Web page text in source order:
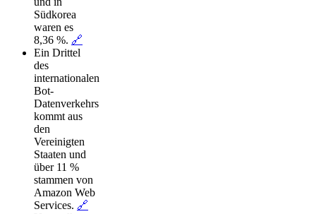
Südkorea
waren es
8,36 %. 🔗
Ein Drittel
des
internationalen
Bot-
Datenverkehrs
kommt aus
den
Vereinigten
Staaten und
über 11 %
stammen von
Amazon Web
Services. 🔗